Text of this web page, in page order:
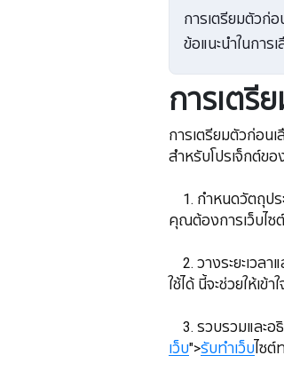
การเตรียมตัวก่อ
ข้อแนะนำในการ
การเตรี
การเตรียมตัวก่อนเ
สำหรับโปรเจ็กต์
1. กำหนดวัตถุปร
คุณต้องการเว็บไซ
2. วางระยะเวล
ใช้ได้ นี้จะช่วยให้เ
3. รวบรวมและอ
เว็บ">รับทำเว็บไซต์